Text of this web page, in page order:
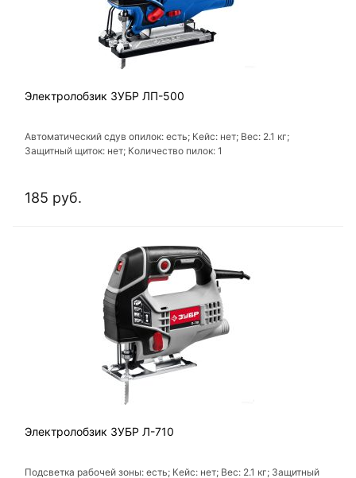
Электролобзик ЗУБР ЛП-500
Автоматический сдув опилок: есть; Кейс: нет; Вес: 2.1 кг;
Защитный щиток: нет; Количество пилок: 1
185 руб.
Электролобзик ЗУБР Л-710
Подсветка рабочей зоны: есть; Кейс: нет; Вес: 2.1 кг; Защитный